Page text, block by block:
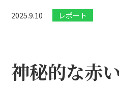
2025.9.10 レポート
神秘的な赤